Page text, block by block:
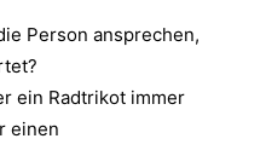
Person ansprechen,
ein Radtrikot immer
einen